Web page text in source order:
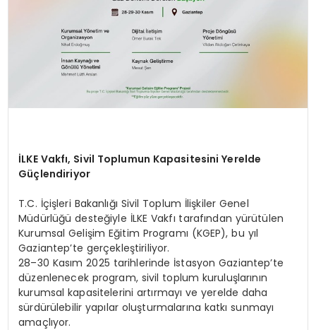
İLKE Vakfı, Sivil Toplumun Kapasitesini Yerelde
Güçlendiriyor
T.C. İçişleri Bakanlığı Sivil Toplum İlişkiler Genel
Müdürlüğü desteğiyle İLKE Vakfı tarafından yürütülen
Kurumsal Gelişim Eğitim Programı (KGEP), bu yıl
Gaziantep’te gerçekleştiriliyor.
28–30 Kasım 2025 tarihlerinde İstasyon Gaziantep’te
düzenlenecek program, sivil toplum kuruluşlarının
kurumsal kapasitelerini artırmayı ve yerelde daha
sürdürülebilir yapılar oluşturmalarına katkı sunmayı
amaçlıyor.